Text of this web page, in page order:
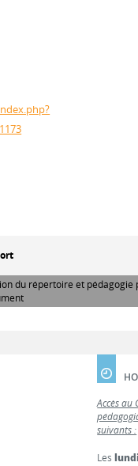
du répertoire et pédagogie
Accès au
suivants :
Les